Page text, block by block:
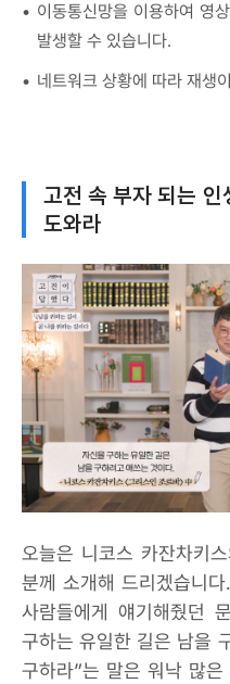
이동통신망을 이용하여 영
발생할 수 있습니다.
네트워크 상황에 따라 재생
고전 속 부자 되는 인
도와라
오늘은 니코스 카잔차키
분께 소개해 드리겠습니
사람들에게 얘기해줬던
구하는 유일한 길은 남을
구하라”는 말은 워낙 많